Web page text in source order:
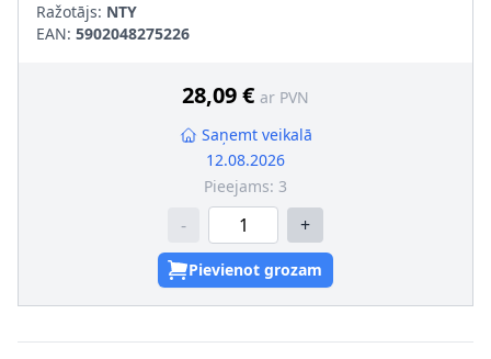
Ražotājs: NTY
EAN: 5902048275226
28,09 € ar PVN
Saņemt veikalā
12.08.2026
Pieejams: 3
- +
Pievienot grozam